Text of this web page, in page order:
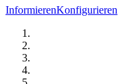
InformierenKonfigurieren